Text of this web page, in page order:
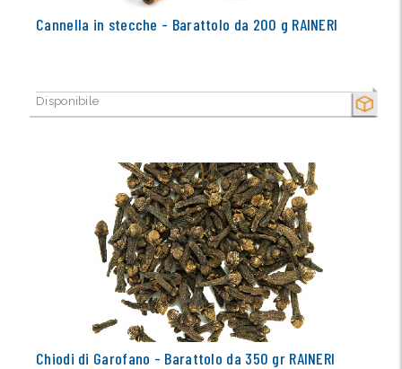
SECCO
Cannella in stecche - Barattolo da 200 g RAINERI
Disponibile
Chiodi di Garofano - Barattolo da 350 gr RAINERI